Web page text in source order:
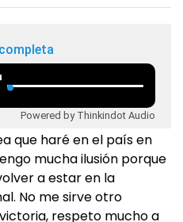
Powered by Thinkindot Audio
que haré en el país en
mucha ilusión porque
a estar en la
No me sirve otro
respeto mucho a